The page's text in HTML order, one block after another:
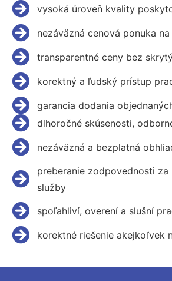
vysoká úroveň kvality
nezáväzná cenová ponuka na
transparentné ceny bez
korektný a ľudský prístup
garancia dodania
dlhoročné skúsenosti,
nezáväzná a bezplatná
preberanie zodpovednosti za
služby
spoľahliví, overení a slušní
korektné riešenie akejkoľvek